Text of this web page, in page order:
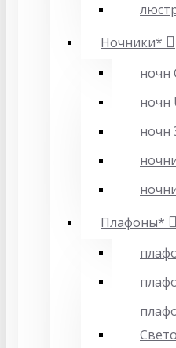
Ночники*
ночн
ночн
ночн
Плафоны*